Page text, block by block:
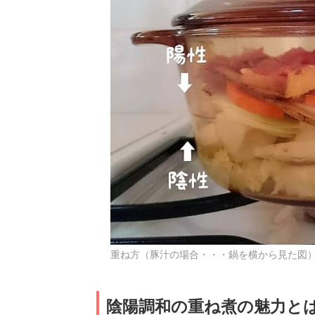
重ね方（豚汁の場合・・・鍋を横から見た図
陰陽調和の重ね煮の魅力と